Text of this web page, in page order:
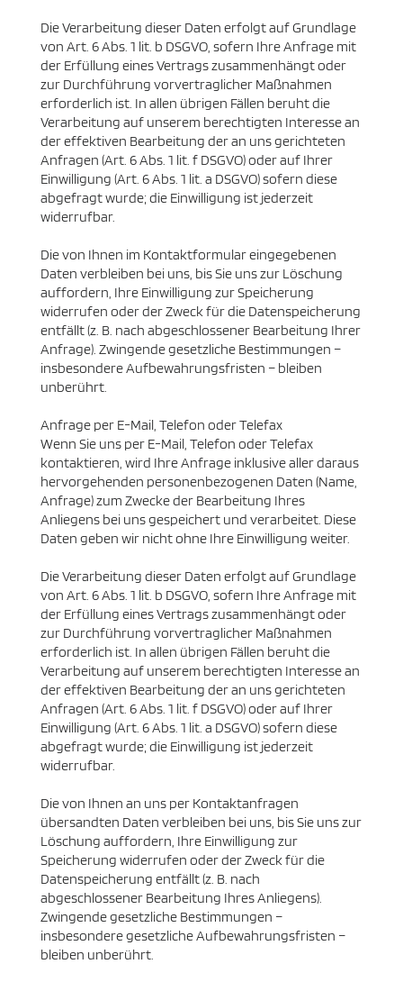
Die Verarbeitung dieser Daten erfolgt auf Grundlage
von Art. 6 Abs. 1 lit. b DSGVO, sofern Ihre Anfrage mit
der Erfüllung eines Vertrags zusammenhängt oder
zur Durchführung vorvertraglicher Maßnahmen
erforderlich ist. In allen übrigen Fällen beruht die
Verarbeitung auf unserem berechtigten Interesse an
der effektiven Bearbeitung der an uns gerichteten
Anfragen (Art. 6 Abs. 1 lit. f DSGVO) oder auf Ihrer
Einwilligung (Art. 6 Abs. 1 lit. a DSGVO) sofern diese
abgefragt wurde; die Einwilligung ist jederzeit
widerrufbar.
Die von Ihnen im Kontaktformular eingegebenen
Daten verbleiben bei uns, bis Sie uns zur Löschung
auffordern, Ihre Einwilligung zur Speicherung
widerrufen oder der Zweck für die Datenspeicherung
entfällt (z. B. nach abgeschlossener Bearbeitung Ihrer
Anfrage). Zwingende gesetzliche Bestimmungen –
insbesondere Aufbewahrungsfristen – bleiben
unberührt.
Anfrage per E-Mail, Telefon oder Telefax
Wenn Sie uns per E-Mail, Telefon oder Telefax
kontaktieren, wird Ihre Anfrage inklusive aller daraus
hervorgehenden personenbezogenen Daten (Name,
Anfrage) zum Zwecke der Bearbeitung Ihres
Anliegens bei uns gespeichert und verarbeitet. Diese
Daten geben wir nicht ohne Ihre Einwilligung weiter.
Die Verarbeitung dieser Daten erfolgt auf Grundlage
von Art. 6 Abs. 1 lit. b DSGVO, sofern Ihre Anfrage mit
der Erfüllung eines Vertrags zusammenhängt oder
zur Durchführung vorvertraglicher Maßnahmen
erforderlich ist. In allen übrigen Fällen beruht die
Verarbeitung auf unserem berechtigten Interesse an
der effektiven Bearbeitung der an uns gerichteten
Anfragen (Art. 6 Abs. 1 lit. f DSGVO) oder auf Ihrer
Einwilligung (Art. 6 Abs. 1 lit. a DSGVO) sofern diese
abgefragt wurde; die Einwilligung ist jederzeit
widerrufbar.
Die von Ihnen an uns per Kontaktanfragen
übersandten Daten verbleiben bei uns, bis Sie uns zur
Löschung auffordern, Ihre Einwilligung zur
Speicherung widerrufen oder der Zweck für die
Datenspeicherung entfällt (z. B. nach
abgeschlossener Bearbeitung Ihres Anliegens).
Zwingende gesetzliche Bestimmungen –
insbesondere gesetzliche Aufbewahrungsfristen –
bleiben unberührt.